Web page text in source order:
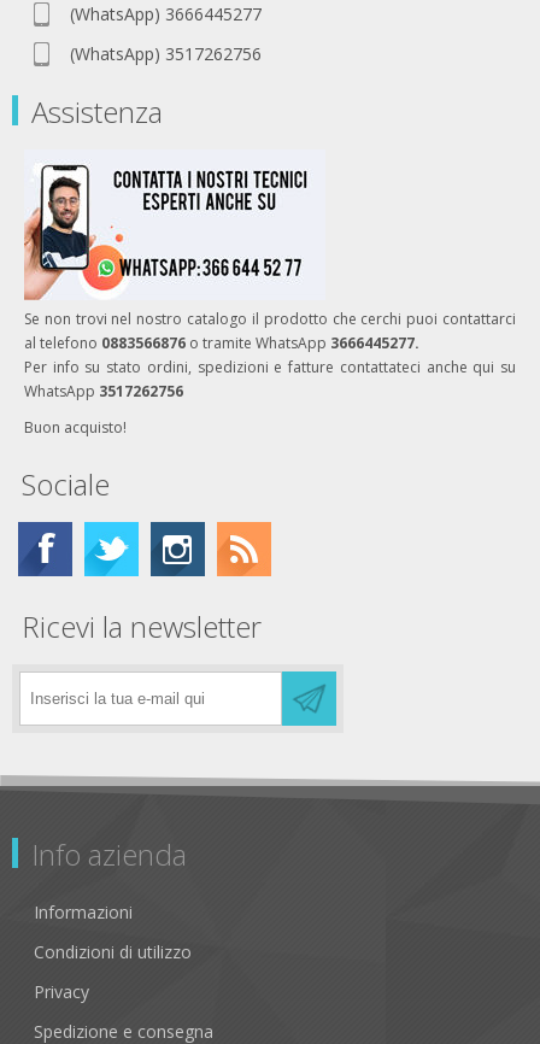
(WhatsApp) 3666445277
(WhatsApp) 3517262756
Assistenza
Se non trovi nel nostro catalogo il prodotto che cerchi puoi contattarci
al telefono 0883566876 o tramite WhatsApp 3666445277.
Per info su stato ordini, spedizioni e fatture contattateci anche qui su
WhatsApp 3517262756
Buon acquisto!
Sociale
Ricevi la newsletter
Info azienda
Informazioni
Condizioni di utilizzo
Privacy
Spedizione e consegna